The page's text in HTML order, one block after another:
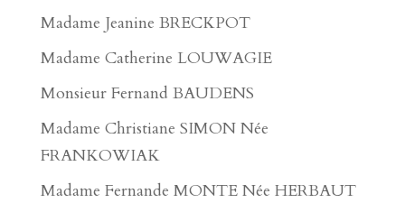
Madame Jeanine BRECKPOT
Madame Catherine LOUWAGIE
Monsieur Fernand BAUDENS
Madame Christiane SIMON Née
FRANKOWIAK
Madame Fernande MONTE Née HERBAUT